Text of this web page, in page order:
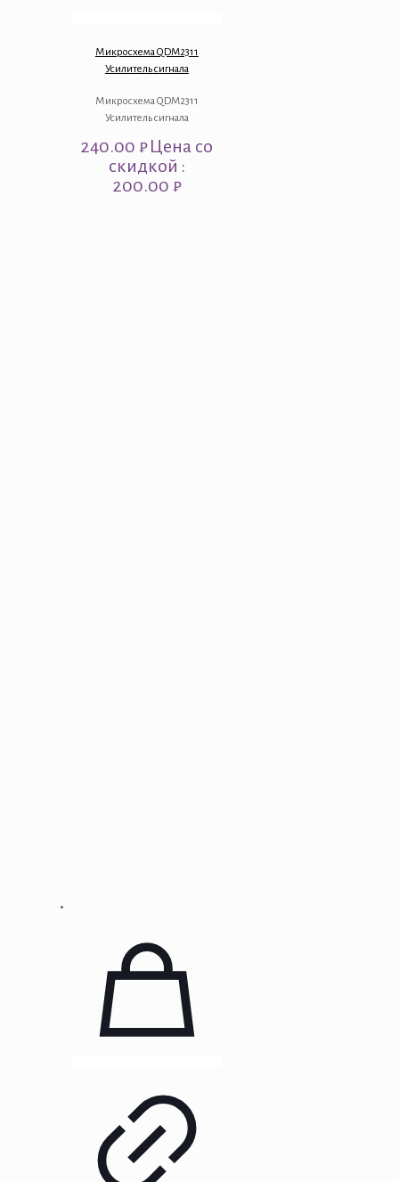
Микросхема QDM2311
Усилитель сигнала
Микросхема QDM2311
Усилитель сигнала
240.00₽Цена со
скидкой :
200.00 ₽